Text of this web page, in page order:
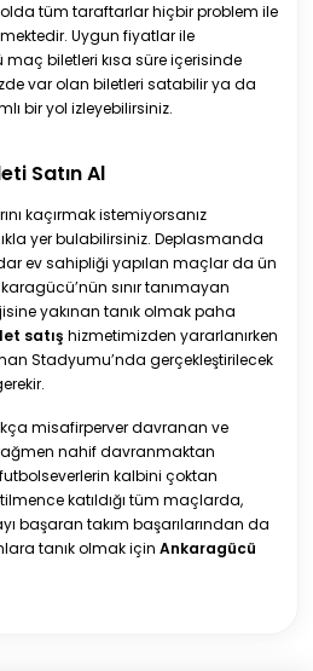
tüm taraftarlar hiçbir problem ile
Uygun fiyatlar ile
biletleri kısa süre içerisinde
var olan biletleri satabilir ya da
bir yol izleyebilirsiniz.
Satın Al
kaçırmak istemiyorsanız
yer bulabilirsiniz. Deplasmanda
ev sahipliği yapılan maçlar da ün
sınır tanımayan
yakınan tanık olmak paha
satış hizmetimizden yararlanırken
Stadyumu’nda gerçekleştirilecek
misafirperver davranan ve
nahif davranmaktan
kalbini çoktan
katıldığı tüm maçlarda,
başaran takım başarılarından da
tanık olmak için Ankaragücü